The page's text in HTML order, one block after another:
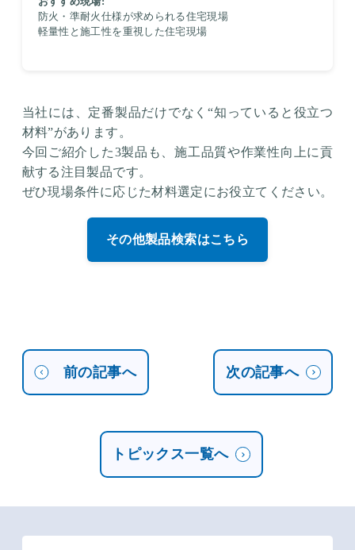
防火・準耐火仕様が求められる住宅現場
軽量性と施工性を重視した住宅現場
当社には、定番製品だけでなく“知っていると役立つ
材料”があります。
今回ご紹介した3製品も、施工品質や作業性向上に貢
献する注目製品です。
ぜひ現場条件に応じた材料選定にお役立てください。
その他製品検索はこちら
前の記事へ
トピックス一覧へ
次の記事へ